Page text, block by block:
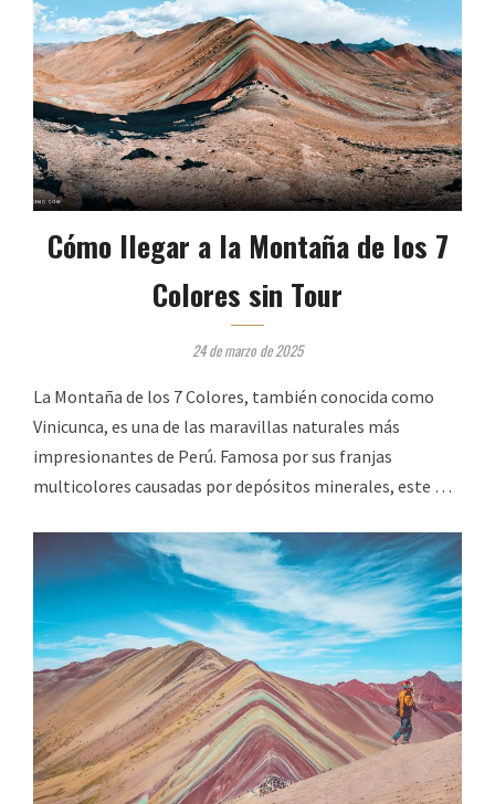
Cómo llegar a la Montaña de los 7
Colores sin Tour
24 de marzo de 2025
La Montaña de los 7 Colores, también conocida como
Vinicunca, es una de las maravillas naturales más
impresionantes de Perú. Famosa por sus franjas
multicolores causadas por depósitos minerales, este …